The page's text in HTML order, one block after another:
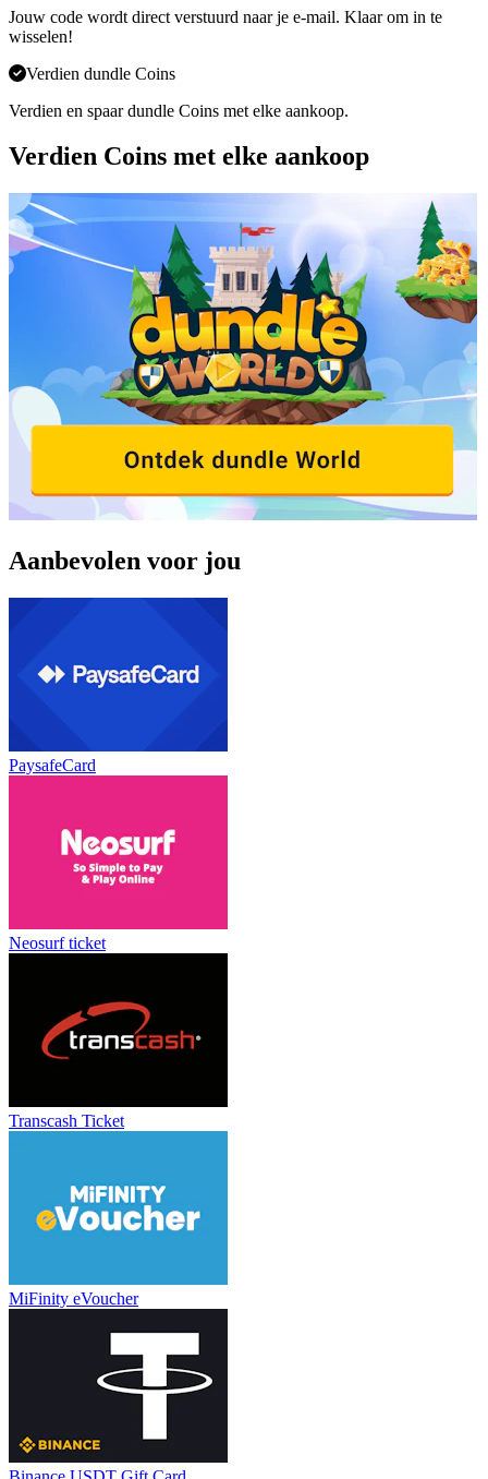
Jouw code wordt direct verstuurd naar je e-mail. Klaar om in te
wisselen!
Verdien dundle Coins
Verdien en spaar dundle Coins met elke aankoop.
Verdien Coins met elke aankoop
Aanbevolen voor jou
PaysafeCard
Neosurf ticket
Transcash Ticket
MiFinity eVoucher